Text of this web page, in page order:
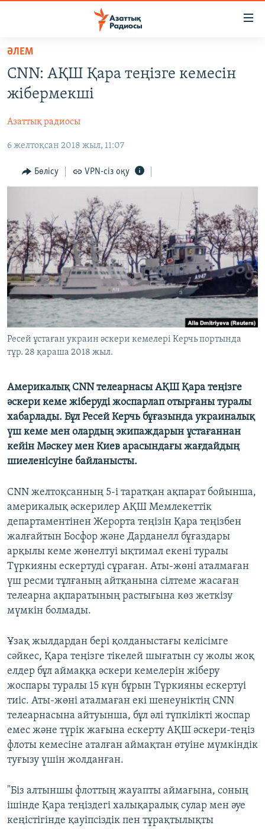
Skip
main
content
to
Navigation
САЯСАТ
AZATTYQTV
ҚАҢТАР ОҚИҒАСЫ
АДАМ ҚҰҚЫҚТАРЫ
ӘЛЕУМЕТ
АРНАЙЫ ЖОБАЛАР
Русский
ЖАЗЫЛЫҢЫЗ
Басқа тілдерде
ӘЛЕМ
CNN: АҚШ Қара теңізге кемесін
жібермекші
Азаттық радиосы
6 желтоқсан 2018 жыл, 11:07
Бөлісу VPN-сіз оқу
Ресей ұстаған украин әскери кемелері Керчь портында
тұр. 28 қараша 2018 жыл.
Америкалық CNN телеарнасы АҚШ Қара теңізге
әскери кеме жіберуді жоспарлап отырғаны туралы
хабарлады. Бұл Ресей Керчь бұғазында украиналық
үш кеме мен олардың экипаждарын ұстағаннан
кейін Мәскеу мен Киев арасындағы жағдайдың
шиеленісуіне байланысты.
CNN желтоқсанның 5-і таратқан ақпарат бойынша,
америкалық әскерилер АҚШ Мемлекеттік
департаментінен Жерорта теңізін Қара теңізбен
жалғайтын Босфор және Дарданелл бұғаздары
арқылы кеме жөнелтуі ықтимал екені туралы
Түркияны ескертуді сұраған. Аты-жөні аталмаған
үш ресми тұлғаның айтқанына сілтеме жасаған
телеарна ақпаратының растығына көз жеткізу
мүмкін болмады.
Ұзақ жылдардан бері қолданыстағы келісімге
сәйкес, Қара теңізге тікелей шығатын су жолы жоқ
елдер бұл аймаққа әскери кемелерін жіберу
жоспары туралы 15 күн бұрын Түркияны ескертуі
тиіс. Аты-жөні аталмаған екі шенеуніктің CNN
телеарнасына айтуынша, бұл әлі түпкілікті жоспар
емес және түрік жағына ескерту АҚШ әскери-теңіз
флоты кемесіне аталған аймақтан өтуіне мүмкіндік
туғызу үшін жолданған.
"Біз алтыншы флоттың жауапты аймағына, соның
ішінде Қара теңіздегі халықаралық сулар мен әуе
кеңістігінде қауіпсіздік пен тұрақтылықты